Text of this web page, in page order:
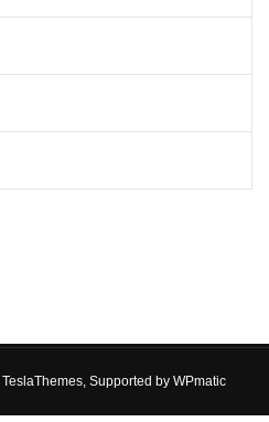
TeslaThemes, Supported by WPmatic